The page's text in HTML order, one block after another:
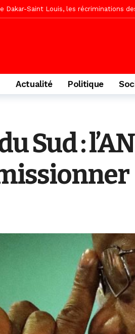
Dakar-Saint Louis, les récriminations
la Patrie et la Nation » (Par
Cheikh Diallo : La liste des
2026, le train a transporté 9.651
spectaculaire à la gare de Thiès,
du Mouvement citoyen « ZIGUINCHOR
Actualité Politique
Sud :